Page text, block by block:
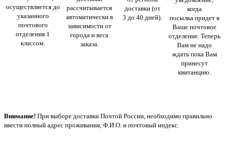
осуществляется до
указанного
почтового
отделения 1
классом.
рассчитывается
автоматически в
зависимости от
города и веса
заказа.
доставки (от
3 до 40 дней).
когда
посылка придет в
Ваше почтовое
отделение. Теперь
Вам не надо
ждать пока Вам
принесут
квитанцию.
Внимание! При выборе доставки Почтой России, необходимо правильно
ввести полный адрес проживания, Ф.И.О. и почтовый индекс.